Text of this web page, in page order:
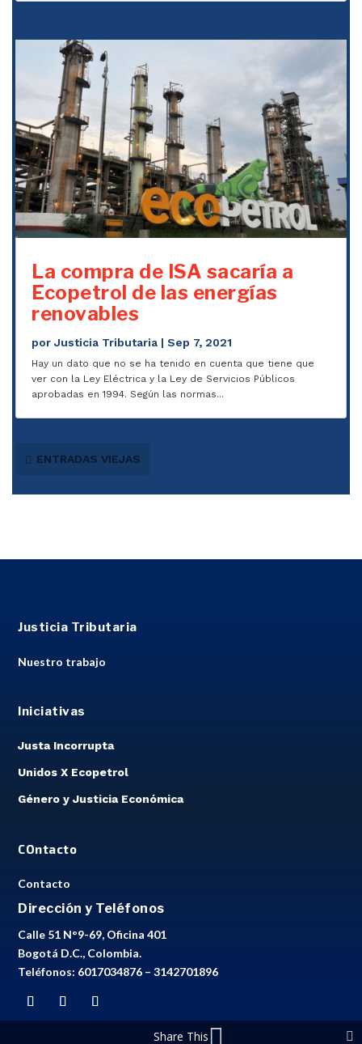
La compra de ISA sacaría a
Ecopetrol de las energías
renovables
porJusticia Tributaria |Sep 7, 2021
Hay un dato que no se ha tenido en cuenta que tiene que
ver con la Ley Eléctrica y la Ley de Servicios Públicos
aprobadas en 1994. Según las normas...
ENTRADAS VIEJAS
Justicia Tributaria
Nuestro trabajo
Iniciativas
Justa Incorrupta
Unidos X Ecopetrol
Género y Justicia Económica
COntacto
Contacto
Dirección y Teléfonos
Calle 51 N°9-69, Oficina 401
Bogotá D.C., Colombia.
Teléfonos: 6017034876 – 3142701896
Share This